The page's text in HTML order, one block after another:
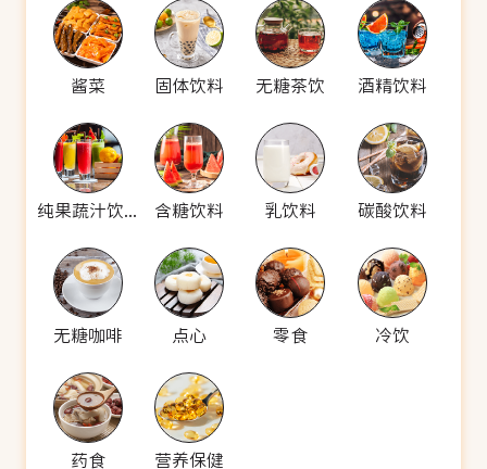
酱菜 固体饮料 无糖茶饮 酒精饮料
纯果蔬汁饮料 含糖饮料 乳饮料 碳酸饮料
无糖咖啡 点心 零食 冷饮
药食 营养保健